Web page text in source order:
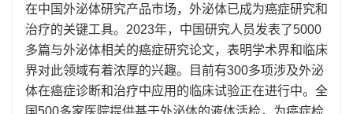
在中国外泌体研究产品市场，外泌体已成为癌症研究和
治疗的关键工具。2023年，中国研究人员发表了5000
多篇与外泌体相关的癌症研究论文，表明学术界和临床
界对此领域有着浓厚的兴趣。目前有300多项涉及外泌
体在癌症诊断和治疗中应用的临床试验正在进行中。全